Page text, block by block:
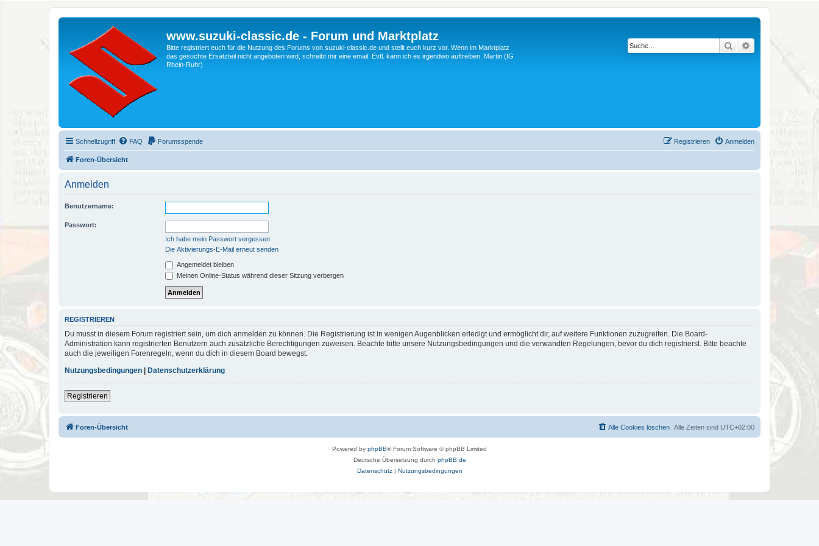
www.suzuki-classic.de - Forum und Marktplatz
Bitte registriert euch für die Nutzung des Forums von suzuki-classic.de und stellt euch kurz vor. Wenn im Marktplatz
das gesuchte Ersatzteil nicht angeboten wird, schreibt mir eine email. Evtl. kann ich es irgendwo auftreiben. Martin (IG
Rhein-Ruhr)
Suche Erweiterte Suche
Schnellzugriff FAQ Forumsspende Anmelden
Registrieren
Foren-Übersicht
Anmelden
Benutzername:
Passwort:
Ich habe mein Passwort vergessen
Die Aktivierungs-E-Mail erneut senden
Angemeldet bleiben
Meinen Online-Status während dieser Sitzung verbergen
REGISTRIEREN
Du musst in diesem Forum registriert sein, um dich anmelden zu können. Die Registrierung ist in wenigen Augenblicken erledigt und ermöglicht dir, auf weitere Funktionen zuzugreifen. Die Board-
Administration kann registrierten Benutzern auch zusätzliche Berechtigungen zuweisen. Beachte bitte unsere Nutzungsbedingungen und die verwandten Regelungen, bevor du dich registrierst. Bitte beachte
auch die jeweiligen Forenregeln, wenn du dich in diesem Board bewegst.
Nutzungsbedingungen | Datenschutzerklärung
Registrieren
Foren-Übersicht Alle Zeiten sind UTC+02:00
Alle Cookies löschen
Powered by phpBB® Forum Software © phpBB Limited
Deutsche Übersetzung durch phpBB.de
Datenschutz| Nutzungsbedingungen